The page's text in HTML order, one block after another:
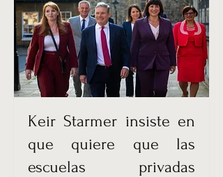
Keir Starmer insiste en
que quiere que las
escuelas privadas